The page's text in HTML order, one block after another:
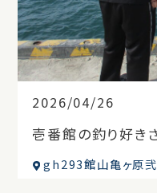
2026/04/26
壱番館の釣り好き
gh293館山亀ヶ原